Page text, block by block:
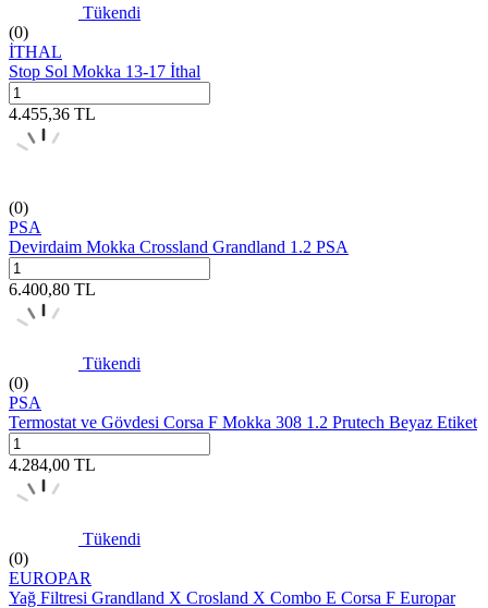
Tükendi
(0)
İTHAL
Stop Sol Mokka 13-17 İthal
4.455,36 TL
(0)
PSA
Devirdaim Mokka Crossland Grandland 1.2 PSA
6.400,80 TL
Tükendi
(0)
PSA
Termostat ve Gövdesi Corsa F Mokka 308 1.2 Prutech Beyaz Etiket
4.284,00 TL
Tükendi
(0)
EUROPAR
Yağ Filtresi Grandland X Crosland X Combo E Corsa F Europar